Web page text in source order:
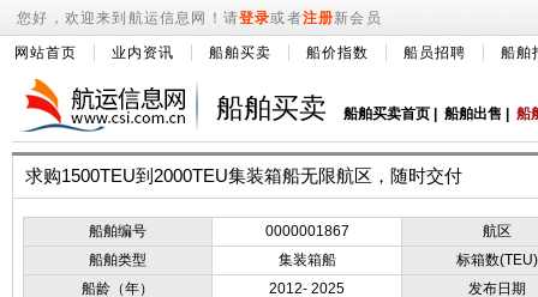
您好，欢迎来到航运信息网！请登录或者注册新会员
网站首页 业内资讯 船舶买卖 船价指数 船员招聘 船舶
船舶买卖 船舶买卖首页 船舶出售 船
求购1500TEU到2000TEU集装箱船无限航区，随时交付
船舶编号 0000001867
航区
船舶类型
集装箱船
标箱数(TEU)
船龄（年）
2012- 2025
发布日期